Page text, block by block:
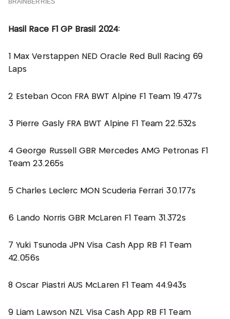
Hasil Race F1 GP Brasil 2024:
1 Max Verstappen NED Oracle Red Bull Racing 69
Laps
2 Esteban Ocon FRA BWT Alpine F1 Team 19.477s
3 Pierre Gasly FRA BWT Alpine F1 Team 22.532s
4 George Russell GBR Mercedes AMG Petronas F1
Team 23.265s
5 Charles Leclerc MON Scuderia Ferrari 30.177s
6 Lando Norris GBR McLaren F1 Team 31.372s
7 Yuki Tsunoda JPN Visa Cash App RB F1 Team
42.056s
8 Oscar Piastri AUS McLaren F1 Team 44.943s
9 Liam Lawson NZL Visa Cash App RB F1 Team